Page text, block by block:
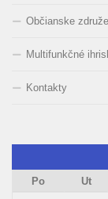
Občianske
Multifunkčné
Kontakty
Po
Ut